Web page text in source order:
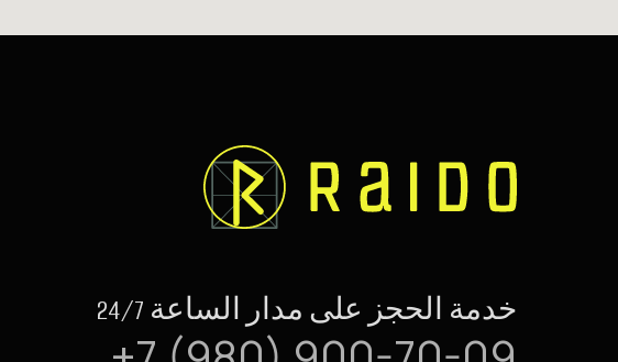
خدمة الحجز على مدار الساعة 24/7